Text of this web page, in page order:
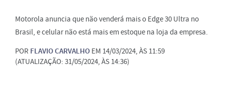
Motorola anuncia que não venderá mais o Edge 30 Ultra no
Brasil, e celular não está mais em estoque na loja da empresa.
POR FLAVIO CARVALHO EM 14/03/2024, ÀS 11:59
(ATUALIZAÇÃO: 31/05/2024, ÀS 14:36)